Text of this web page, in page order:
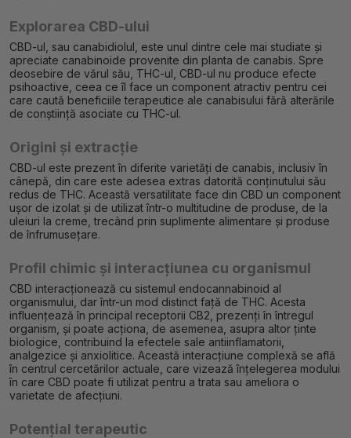
Explorarea CBD-ului
CBD-ul, sau canabidiolul, este unul dintre cele mai studiate și
apreciate canabinoide provenite din planta de canabis. Spre
deosebire de vărul său, THC-ul, CBD-ul nu produce efecte
psihoactive, ceea ce îl face un component atractiv pentru cei
care caută beneficiile terapeutice ale canabisului fără alterările
de conștiință asociate cu THC-ul.
Origini și extracție
CBD-ul este prezent în diferite varietăți de canabis, inclusiv în
cânepă, din care este adesea extras datorită conținutului său
redus de THC. Această versatilitate face din CBD un component
ușor de izolat și de utilizat într-o multitudine de produse, de la
uleiuri la creme, trecând prin suplimente alimentare și produse
de înfrumusețare.
Profil chimic și interacțiunea cu organismul
CBD interacționează cu sistemul endocannabinoid al
organismului, dar într-un mod distinct față de THC. Acesta
influențează în principal receptorii CB2, prezenți în întregul
organism, și poate acționa, de asemenea, asupra altor ținte
biologice, contribuind la efectele sale antiinflamatorii,
analgezice și anxiolitice. Această interacțiune complexă se află
în centrul cercetărilor actuale, care vizează înțelegerea modului
în care CBD poate fi utilizat pentru a trata sau ameliora o
varietate de afecțiuni.
Potențial terapeutic